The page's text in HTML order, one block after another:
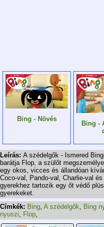
Bing - Növés
Bing -
Leírás: A szédelgők - Ismered
barátja Flop, a szülőt
egy okos, vicces és állandóan
Coco-val, Pando-val, Charlie-val
gyerekhez tartozik egy őt védő
gyerekeket.
Címkék: Bing, A szédelgők, Bing
nyuszi, Flop,